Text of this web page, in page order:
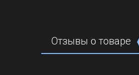
Отзывы о товаре